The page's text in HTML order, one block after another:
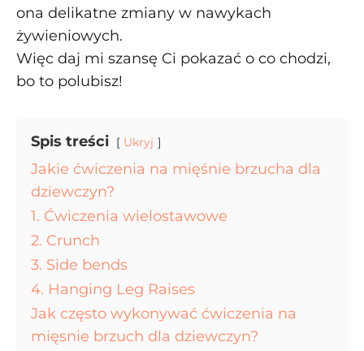
ona delikatne zmiany w nawykach
żywieniowych.
Więc daj mi szansę Ci pokazać o co chodzi,
bo to polubisz!
Spis treści Ukryj
Jakie ćwiczenia na mięśnie brzucha dla
dziewczyn?
1. Ćwiczenia wielostawowe
2. Crunch
3. Side bends
4. Hanging Leg Raises
Jak często wykonywać ćwiczenia na
mięsnie brzuch dla dziewczyn?